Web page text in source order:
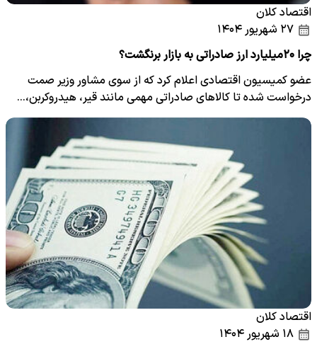
اقتصاد کلان
چرا ۲۰میلیارد ارز صادراتی به بازار برنگشت؟
عضو کمیسیون اقتصادی اعلام کرد که از سوی مشاور وزیر صمت
درخواست شده تا کالاهای صادراتی مهمی مانند قیر، هیدروکربن،…
اقتصاد کلان